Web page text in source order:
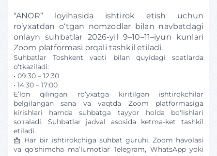
“ANOR” loyihasida ishtirok etish uchun
ro‘yxatdan o‘tgan nomzodlar bilan navbatdagi
onlayn suhbatlar 2026-yil 9–10–11–iyun kunlari
Zoom platformasi orqali tashkil etiladi.
Suhbatlar Toshkent vaqti bilan quyidagi soatlarda
o‘tkaziladi:
• 09:30 – 12:30
• 14:30 – 17:00
E’lon qilingan ro‘yxatga kiritilgan ishtirokchilar
belgilangan sana va vaqtda Zoom platformasiga
kirishlari hamda suhbatga tayyor holda bo'lishlari
so‘raladi. Suhbatlar jadval asosida ketma-ket tashkil
etiladi.
📩 Har bir ishtirokchiga suhbat guruhi, Zoom havolasi
va qo‘shimcha ma’lumotlar Telegram, WhatsApp yoki